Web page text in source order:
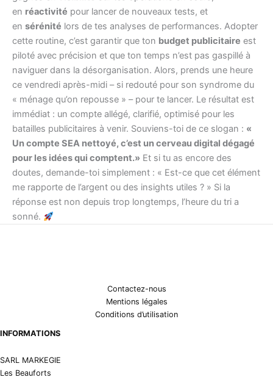
en réactivité pour lancer de nouveaux tests, et
en sérénité lors de tes analyses de performances. Adopter
cette routine, c’est garantir que ton budget publicitaire est
piloté avec précision et que ton temps n’est pas gaspillé à
naviguer dans la désorganisation. Alors, prends une heure
ce vendredi après-midi – si redouté pour son syndrome du
« ménage qu’on repousse » – pour te lancer. Le résultat est
immédiat : un compte allégé, clarifié, optimisé pour les
batailles publicitaires à venir. Souviens-toi de ce slogan : «
Un compte SEA nettoyé, c’est un cerveau digital dégagé
pour les idées qui comptent.» Et si tu as encore des
doutes, demande-toi simplement : « Est-ce que cet élément
me rapporte de l’argent ou des insights utiles ? » Si la
réponse est non depuis trop longtemps, l’heure du tri a
sonné.
Contactez-nous
Mentions légales
Conditions d’utilisation
INFORMATIONS
SARL MARKEGIE
Les Beauforts